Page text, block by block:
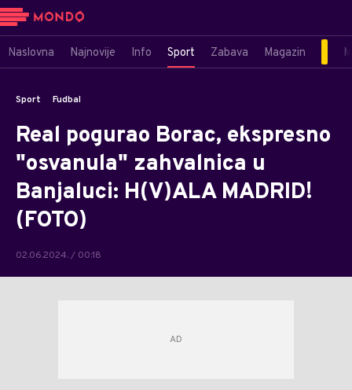
Naslovna Najnovije Info Sport Zabava Magazin
Sport Fudbal
Real pogurao Borac, ekspresno
"osvanula" zahvalnica u
Banjaluci: H(V)ALA MADRID!
(FOTO)
02.06.2024. / 00:18